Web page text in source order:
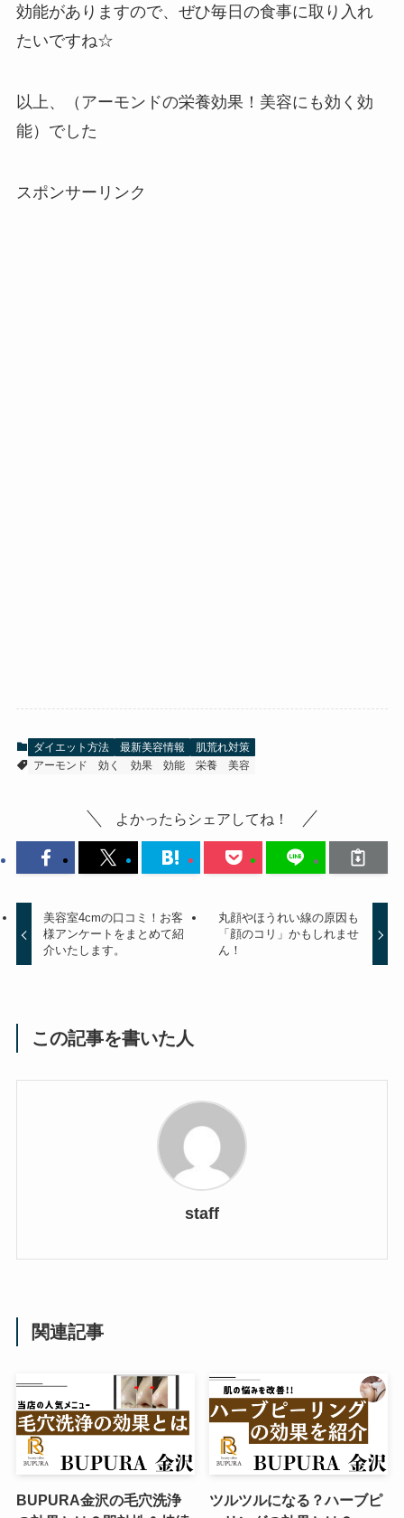
効能がありますので、ぜひ毎日の食事に取り入れ
たいですね☆
以上、（アーモンドの栄養効果！美容にも効く効
能）でした
スポンサーリンク
ダイエット方法 最新美容情報
肌荒れ対策
アーモンド
効く 効果 効能 栄養 美容
よかったらシェアしてね！
美容室4cmの口コミ！お客
様アンケートをまとめて紹
介いたします。
丸顔やほうれい線の原因も
「顔のコリ」かもしれませ
ん！
この記事を書いた人
staff
関連記事
BUPURA金沢の毛穴洗浄
ツルツルになる？ハーブピ